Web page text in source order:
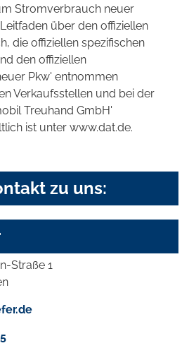
Stromverbrauch neuer
über den offiziellen
die offiziellen spezifischen
den offiziellen
Pkw' entnommen
Verkaufsstellen und bei der
Treuhand GmbH'
ist unter www.dat.de.
zu uns:
Straße 1